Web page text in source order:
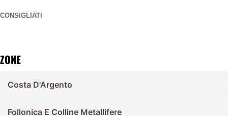
CONSIGLIATI
ZONE
Costa D'Argento
Follonica E Colline Metallifere